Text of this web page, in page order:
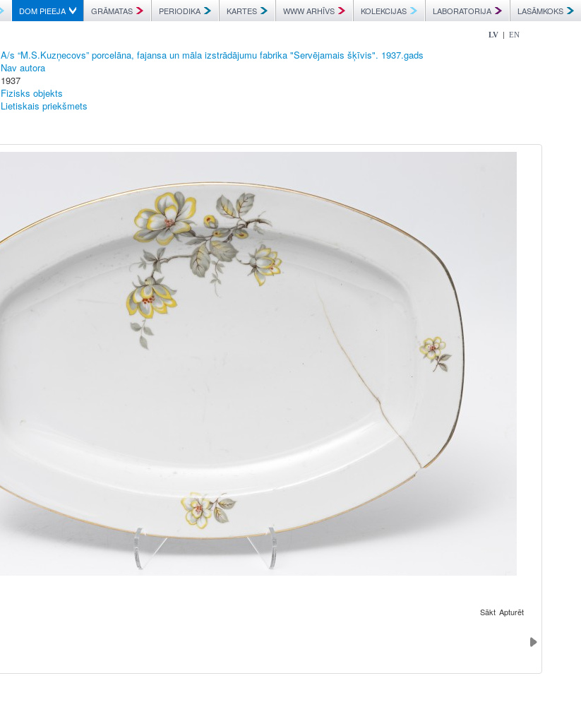
DOM PIEEJA GRĀMATAS PERIODIKA KARTES WWW ARHĪVS KOLEKCIJAS LABORATORIJA LASĀMKOKS
LV | EN
A/s “M.S.Kuzņecovs” porcelāna, fajansa un māla izstrādājumu fabrika "Servējamais šķīvis". 1937.gads
Nav autora
1937
Fizisks objekts
Lietiskais priekšmets
Sākt Apturēt